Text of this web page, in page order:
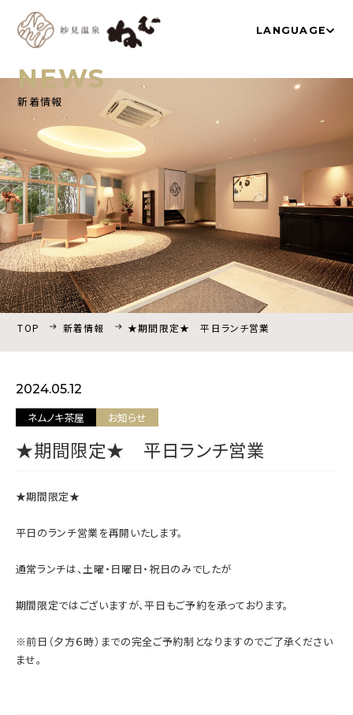
LANGUAGE
温泉
ネムノキ茶屋 新着情報
アクセス よくあるご質問
採用情報 プライバシーポリシー
宿泊プラン一覧
NEWS
新着情報
TOP 新着情報 ★期間限定★ 平日ランチ営業
2024.05.12
ネムノキ茶屋 お知らせ
★期間限定★ 平日ランチ営業
★期間限定★
平日のランチ営業を再開いたします。
通常ランチは、土曜・日曜日・祝日のみでしたが
期間限定ではございますが、平日もご予約を承っております。
※前日（夕方６時）までの完全ご予約制となりますのでご了承ください
ませ。